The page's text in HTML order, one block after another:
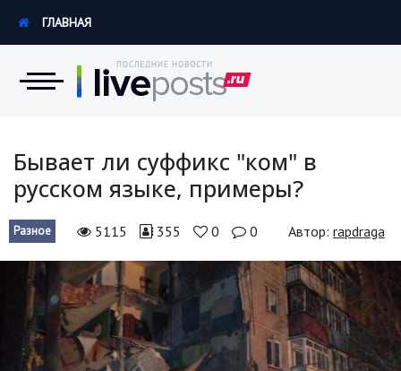
Экономика
Происшествия
Hi-Tech. Интернет
Россия
Наука и техника
ГЛАВНАЯ
Бывает ли суффикс "ком" в
русском языке, примеры?
Разное 5115 355 0 0 Автор: rapdraga